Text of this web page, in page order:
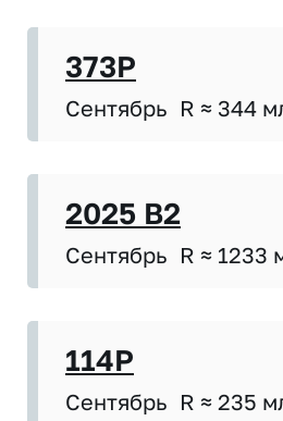
373P
Сентябрь R ≈ 344
2025 B2
Сентябрь R ≈ 1233
114P
Сентябрь R ≈ 235